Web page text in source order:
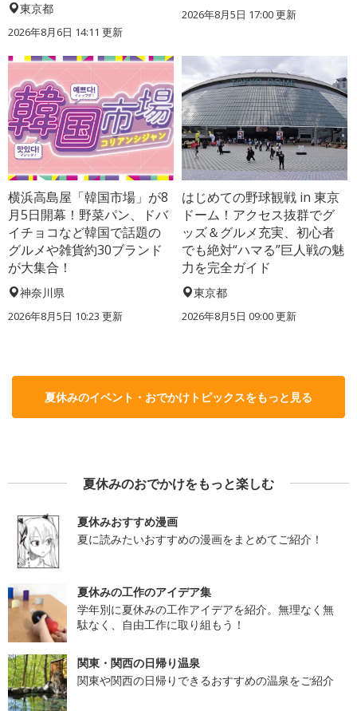
東京都
2026年8月6日 14:11 更新
2026年8月5日 17:00更新
横浜高島屋「韓国市場」が8
月5日開幕！野菜パン、ドバ
イチョコなど韓国で話題の
グルメや雑貨約30ブランド
が大集合！
神奈川県
2026年8月5日 10:23 更新
はじめての野球観戦 in 東京
ドーム！アクセス抜群でグ
ッズ＆グルメ充実、初心者
でも絶対“ハマる”巨人戦の魅
力を完全ガイド
東京都
2026年8月5日 09:00更新
夏休みのイベント・おでかけトピックスをもっと見る
夏休みのおでかけをもっと楽しむ
夏休みおすすめ漫画
夏に読みたいおすすめの漫画をまとめてご紹介！
夏休みの工作のアイデア集
学年別に夏休みの工作アイデアを紹介。無理なく無
駄なく、自由工作に取り組もう！
関東・関西の日帰り温泉
関東や関西の日帰りできるおすすめの温泉をご紹介